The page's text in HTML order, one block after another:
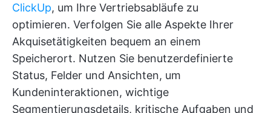
ClickUp, um Ihre Vertriebsabläufe zu
optimieren. Verfolgen Sie alle Aspekte Ihrer
Akquisetätigkeiten bequem an einem
Speicherort. Nutzen Sie benutzerdefinierte
Status, Felder und Ansichten, um
Kundeninteraktionen, wichtige
Segmentierungsdetails, kritische Aufgaben und